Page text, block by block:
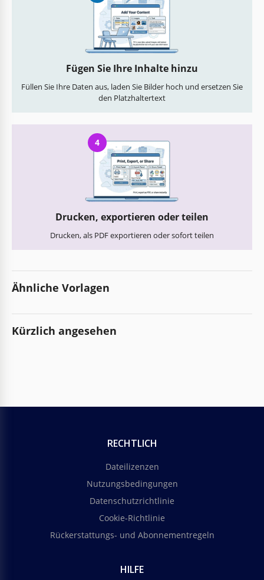
Fügen Sie Ihre Inhalte hinzu
Füllen Sie Ihre Daten aus, laden Sie Bilder hoch und ersetzen Sie
den Platzhaltertext
4
Drucken, exportieren oder teilen
Drucken, als PDF exportieren oder sofort teilen
Ähnliche Vorlagen
Kürzlich angesehen
RECHTLICH
Dateilizenzen
Nutzungsbedingungen
Datenschutzrichtlinie
Cookie-Richtlinie
Rückerstattungs- und Abonnementregeln
HILFE